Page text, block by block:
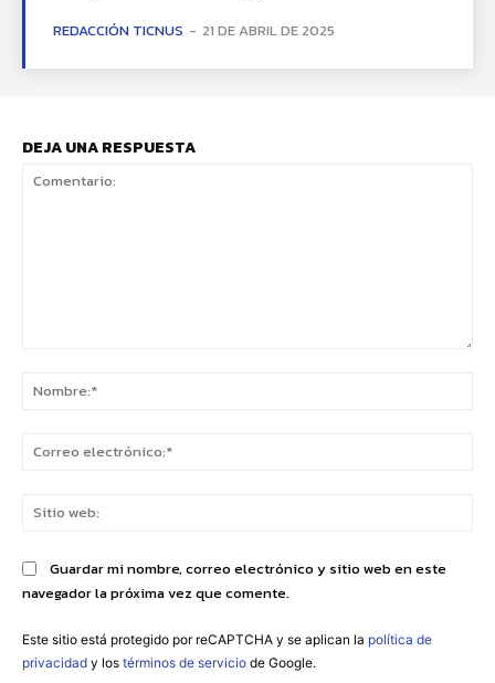
REDACCIÓN TICNUS - 21 DE ABRIL DE 2025
DEJA UNA RESPUESTA
Guardar mi nombre, correo electrónico y sitio web en este
navegador la próxima vez que comente.
Este sitio está protegido por reCAPTCHA y se aplican la política de
privacidad y los términos de servicio de Google.